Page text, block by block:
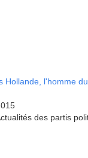
Hollande, l'homme du
des partis